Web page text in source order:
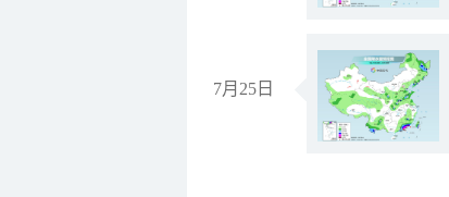
7月25日